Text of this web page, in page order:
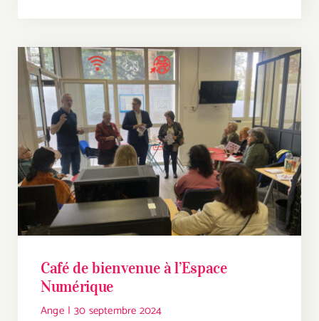
Café de bienvenue à l’Espace
Numérique
Ange | 30 septembre 2024